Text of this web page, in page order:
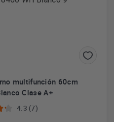
multifunción 60cm
Clase A+
4.3 (7)